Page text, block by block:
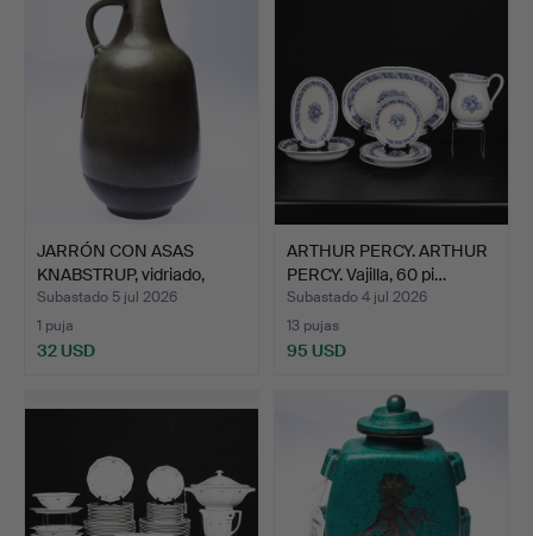
JARRÓN CON ASAS
KNABSTRUP, vidriado,
made …
Subastado 5 jul 2026
1 puja
32 USD
ARTHUR PERCY. ARTHUR
PERCY. Vajilla, 60 pi…
Subastado 4 jul 2026
13 pujas
95 USD